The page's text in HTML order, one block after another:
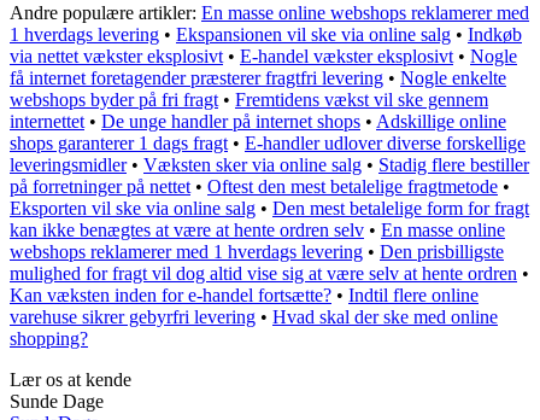
Andre populære artikler: En masse online webshops reklamerer med
1 hverdags levering • Ekspansionen vil ske via online salg • Indkøb
via nettet vækster eksplosivt • E-handel vækster eksplosivt • Nogle
få internet foretagender præsterer fragtfri levering • Nogle enkelte
webshops byder på fri fragt • Fremtidens vækst vil ske gennem
internettet • De unge handler på internet shops • Adskillige online
shops garanterer 1 dags fragt • E-handler udlover diverse forskellige
leveringsmidler• Væksten sker via online salg • Stadig flere bestiller
på forretninger på nettet • Oftest den mest betalelige fragtmetode •
Eksporten vil ske via online salg • Den mest betalelige form for fragt
kan ikke benægtes at være at hente ordren selv • En masse online
webshops reklamerer med 1 hverdags levering • Den prisbilligste
mulighed for fragt vil dog altid vise sig at være selv at hente ordren •
Kan væksten inden for e-handel fortsætte? • Indtil flere online
varehuse sikrer gebyrfri levering • Hvad skal der ske med online
shopping?
Lær os at kende
Sunde Dage